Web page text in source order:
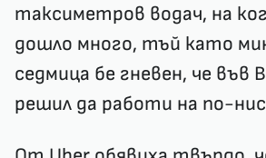
таксиметров водач, на
дошло много, тъй като
седмица бе гневен, че във
решил да работи на по-